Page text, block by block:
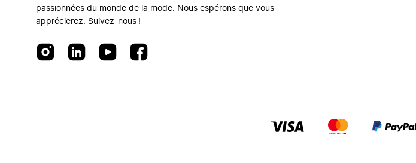
passionnées du monde de la mode. Nous espérons que vous
apprécierez. Suivez-nous !